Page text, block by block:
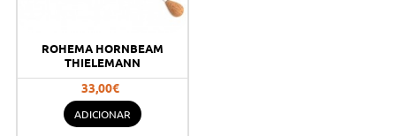
ROHEMA HORNBEAM
THIELEMANN
33,00€
ADICIONAR